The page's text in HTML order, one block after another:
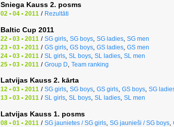
Sniega Kauss 2. posms
02 • 04 • 2011 / Rezultāti
Baltic Cup 2011
22 • 03 • 2011 / SG girls SG boys SG ladies SG men
23 • 03 • 2011 / GS girls GS boys GS ladies GS men
24 • 03 • 2011 / SL girls SL boys SL ladies SL men
25 • 03 • 2011 / Group D Team ranking
Latvijas Kauss 2. kārta
12 • 03 • 2011 / SG girls, SG boys, GS girls, GS boys, SG
13 • 03 • 2011 / SL girls, SL boys, SL ladies, SL men
Latvijas Kauss 1. posms
08 • 01 • 2011 / SG jaunietes / SG girls, SG jaunieši / SG boys,